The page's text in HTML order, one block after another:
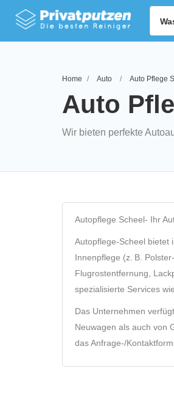
Home Auto Auto Pflege
Auto
Wir bieten perfekte
Autopflege Scheel- Ihr
Autopflege‑Scheel
Innenpflege (z. B.
Flugrostentfernung,
spezialisierte Services
Das Unternehmen
Neuwagen als auch von
das Anfrage-/